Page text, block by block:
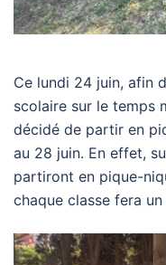
Ce lundi 24 juin, afin
scolaire sur le temps
décidé de partir en
au 28 juin. En effet,
partiront en pique-
chaque classe fera